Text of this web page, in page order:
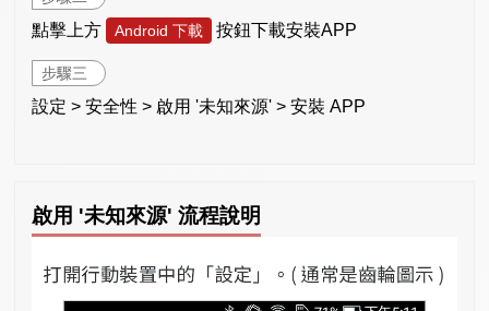
點擊上方 Android 下載 按鈕下載安裝APP
步驟三
設定 > 安全性 > 啟用 '未知來源' > 安裝 APP
啟用 '未知來源' 流程說明